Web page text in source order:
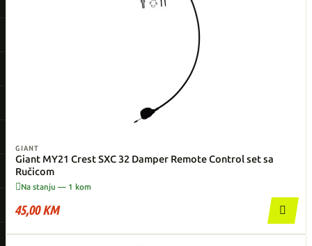
GIANT
Giant MY21 Crest SXC 32 Damper Remote Control set sa
Ručicom
Na stanju — 1 kom
45,00 KM 